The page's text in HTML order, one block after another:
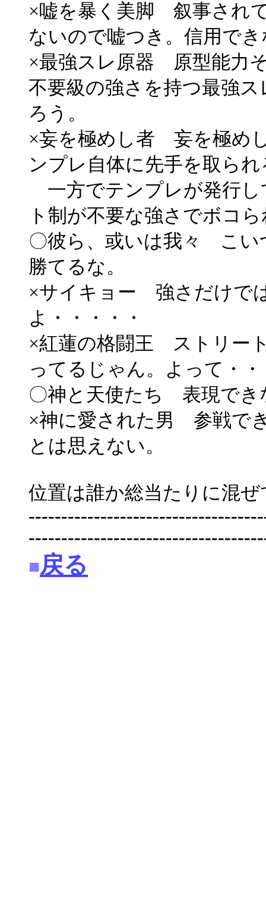
×嘘を暴く美脚 叙事され
ないので嘘つき。信用で
×最強スレ原器 原型能力
不要級の強さを持つ最強
ろう。
×妄を極めし者 妄を極め
ンプレ自体に先手を取ら
一方でテンプレが発行し
ト制が不要な強さでボコ
〇彼ら、或いは我々 こい
勝てるな。
×サイキョー 強さだけで
よ・・・・・
×紅蓮の格闘王 ストリー
ってるじゃん。よって・
〇神と天使たち 表現でき
×神に愛された男 参戦で
とは思えない。
位置は誰か総当たりに混
■戻る